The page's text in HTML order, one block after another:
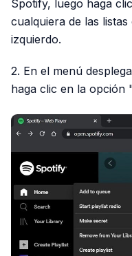
Spotify, luego haga
cualquiera de las
izquierdo.
2. En el menú
haga clic en la opción